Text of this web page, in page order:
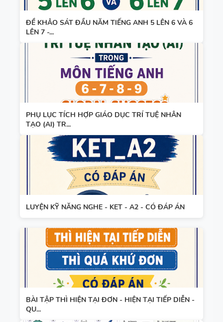
ĐỀ KHẢO SÁT ĐẦU NĂM TIẾNG ANH 5 LÊN 6 VÀ 6
LÊN 7 -...
PHỤ LỤC TÍCH HỢP GIÁO DỤC TRÍ TUỆ NHÂN
TẠO (AI) TR...
LUYỆN KỸ NĂNG NGHE - KET - A2 - CÓ ĐÁP ÁN
BÀI TẬP THÌ HIỆN TẠI ĐƠN - HIỆN TẠI TIẾP DIỄN -
QU...